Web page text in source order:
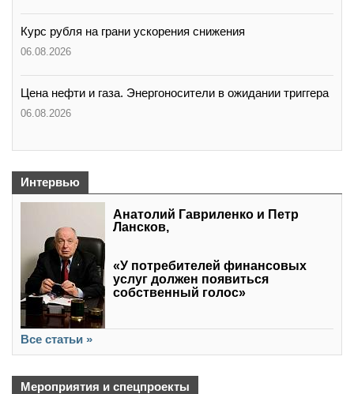
Курс рубля на грани ускорения снижения
06.08.2026
Цена нефти и газа. Энергоносители в ожидании триггера
06.08.2026
Интервью
Анатолий Гавриленко и Петр
Лансков,
«У потребителей финансовых
услуг должен появиться
собственный голос»
Все статьи »
Мероприятия и спецпроекты